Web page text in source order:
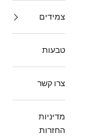
צמידים
טבעות
צרו קשר
מדיניות
החזרות